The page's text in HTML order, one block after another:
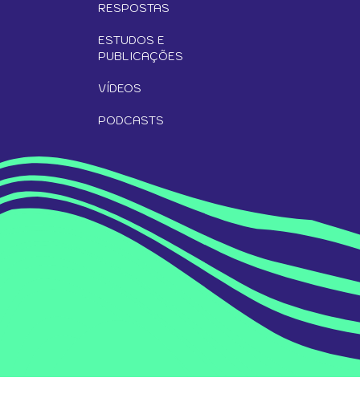
RESPOSTAS
ESTUDOS E
PUBLICAÇÕES
VÍDEOS
PODCASTS